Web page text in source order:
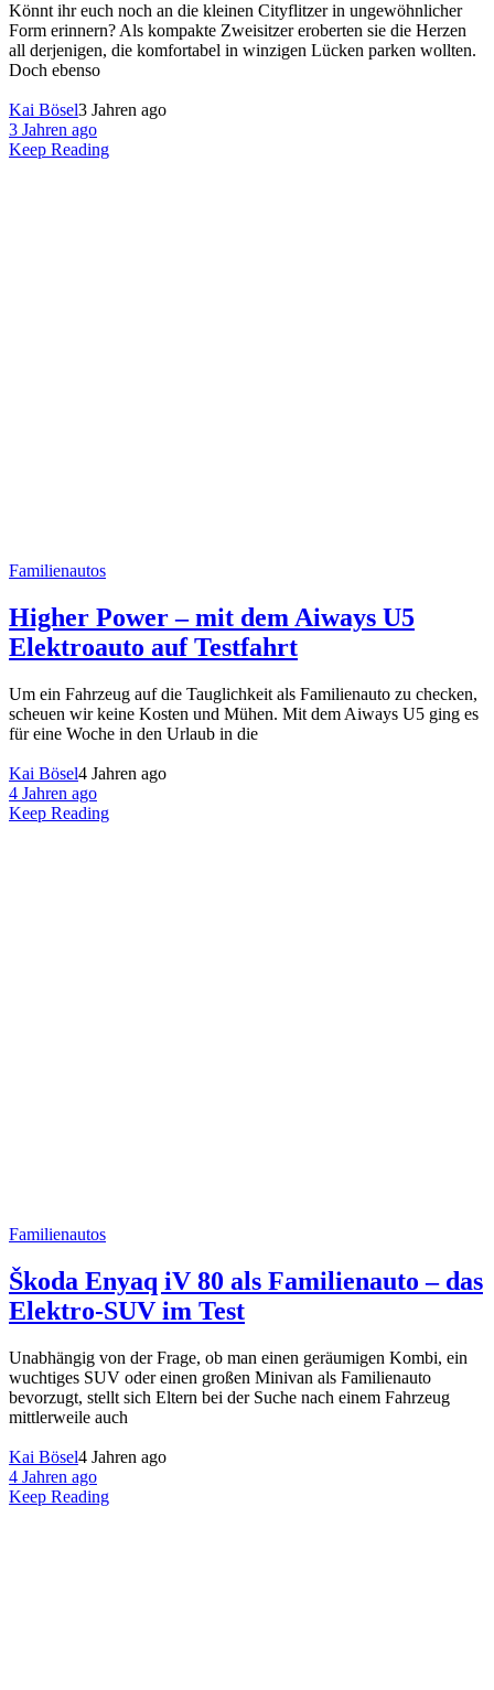
Könnt ihr euch noch an die kleinen Cityflitzer in ungewöhnlicher
Form erinnern? Als kompakte Zweisitzer eroberten sie die Herzen
all derjenigen, die komfortabel in winzigen Lücken parken wollten.
Doch ebenso
Kai Bösel3 Jahren ago
3 Jahren ago
Keep Reading
Familienautos
Higher Power – mit dem Aiways U5
Elektroauto auf Testfahrt
Um ein Fahrzeug auf die Tauglichkeit als Familienauto zu checken,
scheuen wir keine Kosten und Mühen. Mit dem Aiways U5 ging es
für eine Woche in den Urlaub in die
Kai Bösel4 Jahren ago
4 Jahren ago
Keep Reading
Familienautos
Škoda Enyaq iV 80 als Familienauto – das
Elektro-SUV im Test
Unabhängig von der Frage, ob man einen geräumigen Kombi, ein
wuchtiges SUV oder einen großen Minivan als Familienauto
bevorzugt, stellt sich Eltern bei der Suche nach einem Fahrzeug
mittlerweile auch
Kai Bösel4 Jahren ago
4 Jahren ago
Keep Reading